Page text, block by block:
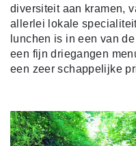
diversiteit aan kramen,
allerlei lokale
lunchen is in een van
een fijn driegangen
een zeer schappelijke